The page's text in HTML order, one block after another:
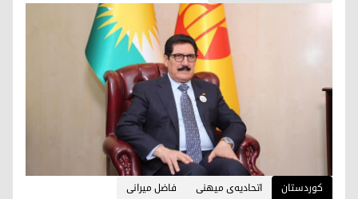
کوردستان اتحادیه‌ی میهنی
فاضل میرانی